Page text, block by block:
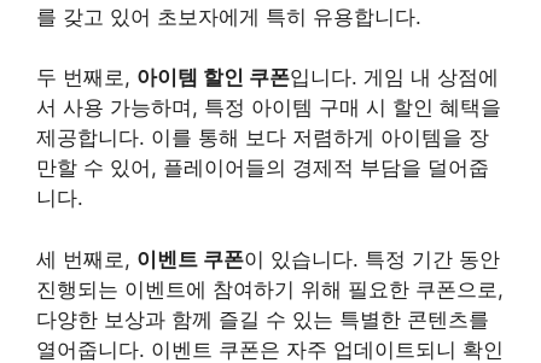
를 갖고 있어 초보자에게 특히 유용합니다.
두 번째로, 아이템 할인 쿠폰입니다. 게임 내 상점에
서 사용 가능하며, 특정 아이템 구매 시 할인 혜택을
제공합니다. 이를 통해 보다 저렴하게 아이템을 장
만할 수 있어, 플레이어들의 경제적 부담을 덜어줍
니다.
세 번째로, 이벤트 쿠폰이 있습니다. 특정 기간 동안
진행되는 이벤트에 참여하기 위해 필요한 쿠폰으로,
다양한 보상과 함께 즐길 수 있는 특별한 콘텐츠를
열어줍니다. 이벤트 쿠폰은 자주 업데이트되니 확인